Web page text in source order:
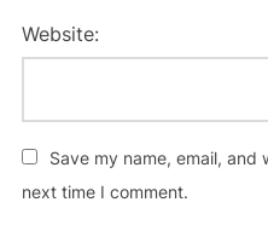
Website:
Save my name, email,
next time I comment.